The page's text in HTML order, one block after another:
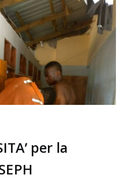
per la